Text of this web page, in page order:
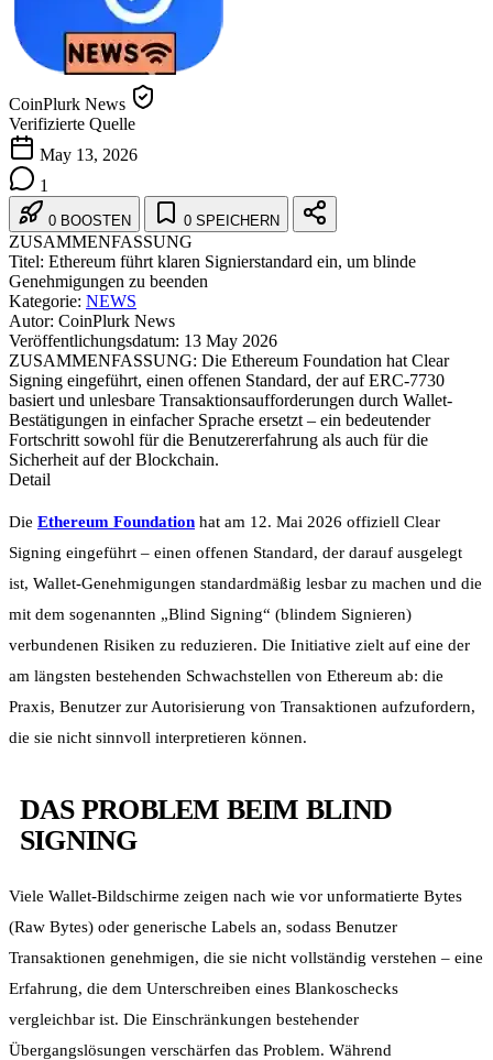
CoinPlurk News
Verifizierte Quelle
May 13, 2026
1
0 BOOSTEN 0 SPEICHERN
ZUSAMMENFASSUNG
Titel: Ethereum führt klaren Signierstandard ein, um blinde
Genehmigungen zu beenden
Kategorie: NEWS
Autor: CoinPlurk News
Veröffentlichungsdatum: 13 May 2026
ZUSAMMENFASSUNG: Die Ethereum Foundation hat Clear
Signing eingeführt, einen offenen Standard, der auf ERC-7730
basiert und unlesbare Transaktionsaufforderungen durch Wallet-
Bestätigungen in einfacher Sprache ersetzt – ein bedeutender
Fortschritt sowohl für die Benutzererfahrung als auch für die
Sicherheit auf der Blockchain.
Detail
Die Ethereum Foundation hat am 12. Mai 2026 offiziell Clear
Signing eingeführt – einen offenen Standard, der darauf ausgelegt
ist, Wallet-Genehmigungen standardmäßig lesbar zu machen und die
mit dem sogenannten „Blind Signing“ (blindem Signieren)
verbundenen Risiken zu reduzieren. Die Initiative zielt auf eine der
am längsten bestehenden Schwachstellen von Ethereum ab: die
Praxis, Benutzer zur Autorisierung von Transaktionen aufzufordern,
die sie nicht sinnvoll interpretieren können.
DAS PROBLEM BEIM BLIND
SIGNING
Viele Wallet-Bildschirme zeigen nach wie vor unformatierte Bytes
(Raw Bytes) oder generische Labels an, sodass Benutzer
Transaktionen genehmigen, die sie nicht vollständig verstehen – eine
Erfahrung, die dem Unterschreiben eines Blankoschecks
vergleichbar ist. Die Einschränkungen bestehender
Übergangslösungen verschärfen das Problem. Während